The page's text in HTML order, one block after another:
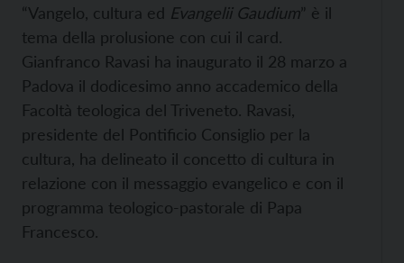
“Vangelo, cultura ed Evangelii Gaudium” è il
tema della prolusione con cui il card.
Gianfranco Ravasi ha inaugurato il 28 marzo a
Padova il dodicesimo anno accademico della
Facoltà teologica del Triveneto. Ravasi,
presidente del Pontificio Consiglio per la
cultura, ha delineato il concetto di cultura in
relazione con il messaggio evangelico e con il
programma teologico-pastorale di Papa
Francesco.